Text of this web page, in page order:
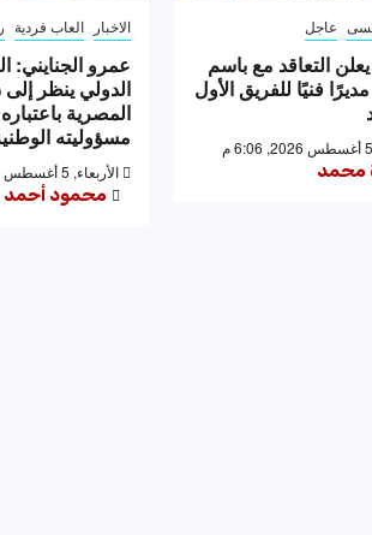
عاجل
التعاقد مع باسم
فنيًا للفريق الأول
محمد
الاخبار العاب فردية
عمرو الجنايني:
الدولي ينظر
المصرية
مسؤوليته
الأربعاء, 5 أغسطس 2026, 1:50 م
محمود أحمد